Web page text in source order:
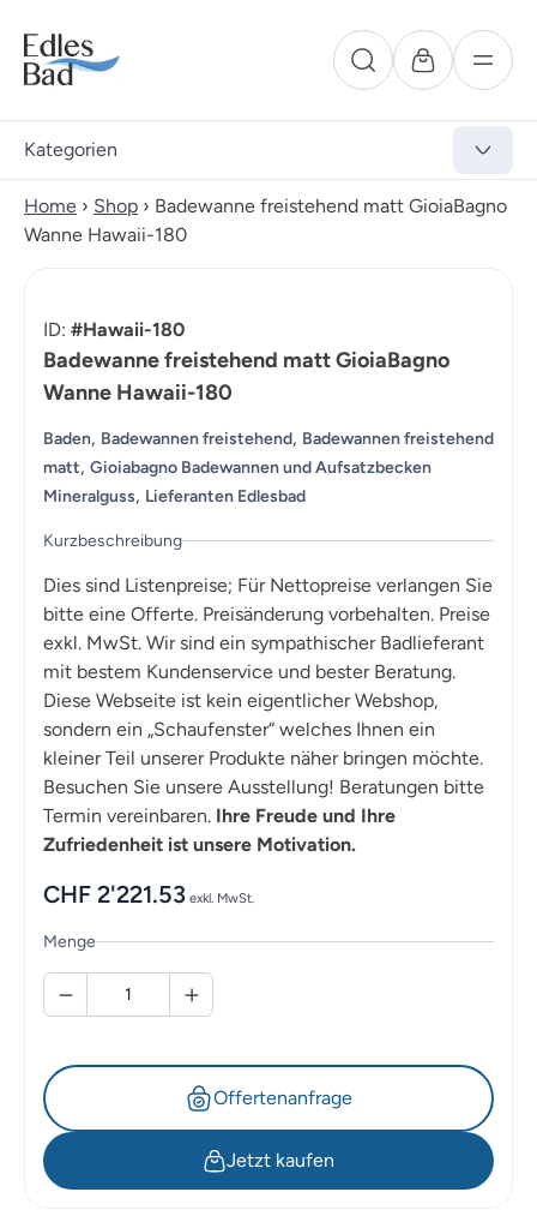
Kategorien
Home › Shop › Badewanne freistehend matt GioiaBagno
Wanne Hawaii-180
ID: #Hawaii-180
Badewanne freistehend matt GioiaBagno
Wanne Hawaii-180
Baden, Badewannen freistehend, Badewannen freistehend
matt, Gioiabagno Badewannen und Aufsatzbecken
Mineralguss, Lieferanten Edlesbad
Kurzbeschreibung
Dies sind Listenpreise; Für Nettopreise verlangen Sie
bitte eine Offerte. Preisänderung vorbehalten. Preise
exkl. MwSt. Wir sind ein sympathischer Badlieferant
mit bestem Kundenservice und bester Beratung.
Diese Webseite ist kein eigentlicher Webshop,
sondern ein „Schaufenster“ welches Ihnen ein
kleiner Teil unserer Produkte näher bringen möchte.
Besuchen Sie unsere Ausstellung! Beratungen bitte
Termin vereinbaren. Ihre Freude und Ihre
Zufriedenheit ist unsere Motivation.
CHF 2'221.53 exkl. MwSt.
Menge
Offertenanfrage
Jetzt kaufen